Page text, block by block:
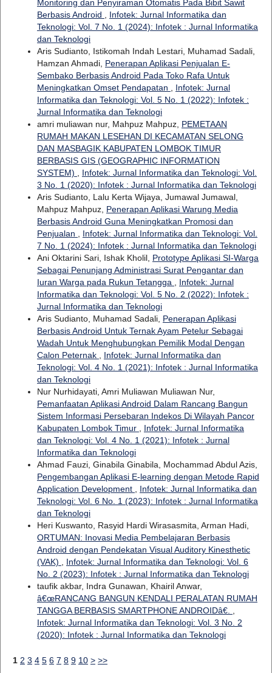
Monitoring dan Penyiraman Otomatis Pada Bibit Sawit
Berbasis Android , Infotek: Jurnal Informatika dan
Teknologi: Vol. 7 No. 1 (2024): Infotek : Jurnal Informatika
dan Teknologi
Aris Sudianto, Istikomah Indah Lestari, Muhamad Sadali,
Hamzan Ahmadi, Penerapan Aplikasi Penjualan E-
Sembako Berbasis Android Pada Toko Rafa Untuk
Meningkatkan Omset Pendapatan , Infotek: Jurnal
Informatika dan Teknologi: Vol. 5 No. 1 (2022): Infotek :
Jurnal Informatika dan Teknologi
amri muliawan nur, Mahpuz Mahpuz, PEMETAAN
RUMAH MAKAN LESEHAN DI KECAMATAN SELONG
DAN MASBAGIK KABUPATEN LOMBOK TIMUR
BERBASIS GIS (GEOGRAPHIC INFORMATION
SYSTEM) , Infotek: Jurnal Informatika dan Teknologi: Vol.
3 No. 1 (2020): Infotek : Jurnal Informatika dan Teknologi
Aris Sudianto, Lalu Kerta Wijaya, Jumawal Jumawal,
Mahpuz Mahpuz, Penerapan Aplikasi Warung Media
Berbasis Android Guna Meningkatkan Promosi dan
Penjualan , Infotek: Jurnal Informatika dan Teknologi: Vol.
7 No. 1 (2024): Infotek : Jurnal Informatika dan Teknologi
Ani Oktarini Sari, Ishak Kholil, Prototype Aplikasi SI-Warga
Sebagai Penunjang Administrasi Surat Pengantar dan
Iuran Warga pada Rukun Tetangga , Infotek: Jurnal
Informatika dan Teknologi: Vol. 5 No. 2 (2022): Infotek :
Jurnal Informatika dan Teknologi
Aris Sudianto, Muhamad Sadali, Penerapan Aplikasi
Berbasis Android Untuk Ternak Ayam Petelur Sebagai
Wadah Untuk Menghubungkan Pemilik Modal Dengan
Calon Peternak , Infotek: Jurnal Informatika dan
Teknologi: Vol. 4 No. 1 (2021): Infotek : Jurnal Informatika
dan Teknologi
Nur Nurhidayati, Amri Muliawan Muliawan Nur,
Pemanfaatan Aplikasi Android Dalam Rancang Bangun
Sistem Informasi Persebaran Indekos Di Wilayah Pancor
Kabupaten Lombok Timur , Infotek: Jurnal Informatika
dan Teknologi: Vol. 4 No. 1 (2021): Infotek : Jurnal
Informatika dan Teknologi
Ahmad Fauzi, Ginabila Ginabila, Mochammad Abdul Azis,
Pengembangan Aplikasi E-learning dengan Metode Rapid
Application Development , Infotek: Jurnal Informatika dan
Teknologi: Vol. 6 No. 1 (2023): Infotek : Jurnal Informatika
dan Teknologi
Heri Kuswanto, Rasyid Hardi Wirasasmita, Arman Hadi,
ORTUMAN: Inovasi Media Pembelajaran Berbasis
Android dengan Pendekatan Visual Auditory Kinesthetic
(VAK) , Infotek: Jurnal Informatika dan Teknologi: Vol. 6
No. 2 (2023): Infotek : Jurnal Informatika dan Teknologi
taufik akbar, Indra Gunawan, Khairil Anwar,
â€œRANCANG BANGUN KENDALI PERALATAN RUMAH
TANGGA BERBASIS SMARTPHONE ANDROIDâ€. ,
Infotek: Jurnal Informatika dan Teknologi: Vol. 3 No. 2
(2020): Infotek : Jurnal Informatika dan Teknologi
1 2 3 4 5 6 7 8 9 10 > >>